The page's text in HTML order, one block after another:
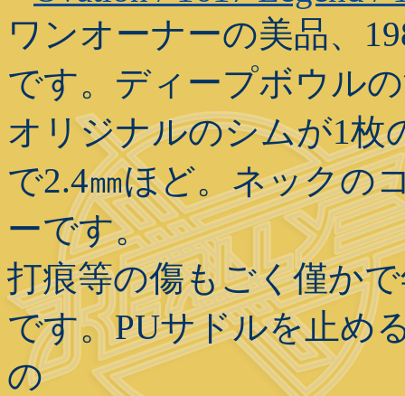
ワンオーナーの美品、
です。ディープボウル
オリジナルのシムが1枚
で2.4㎜ほど。ネックの
ーです。
打痕等の傷もごく僅か
です。PUサドルを止め
の